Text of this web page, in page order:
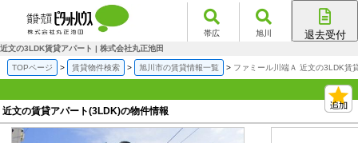
帯広 旭川 退去受付
近文の3LDK賃貸アパート | 株式会社丸正池田
TOPページ 賃貸物件検索 旭川市の賃貸情報一覧 ファミール川端Ａ 近文の3LDK賃
近文の賃貸アパート(3LDK)の物件情報